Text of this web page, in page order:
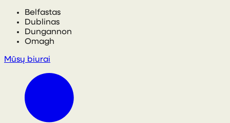
Belfastas
Dublinas
Dungannon
Omagh
Mūsų biurai